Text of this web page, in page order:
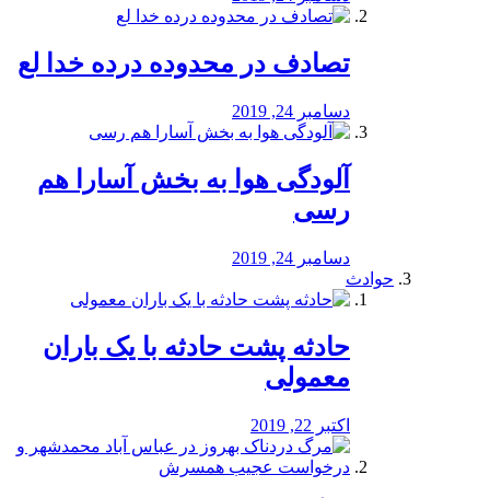
تصادف در محدوده درده خدا لع
دسامبر 24, 2019
آلودگی هوا به بخش آسارا هم
رسی
دسامبر 24, 2019
حوادث
️حادثه پشت حادثه با یک باران
معمولی
اکتبر 22, 2019